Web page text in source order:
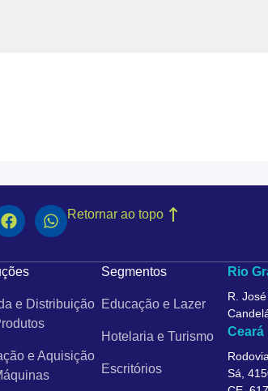
Retornar ao topo
e Distribuição
e Aquisição
Segmentos
Educação e Lazer
Hotelaria e Turismo
Escritórios
Rio
R.
Ceará
Sá,